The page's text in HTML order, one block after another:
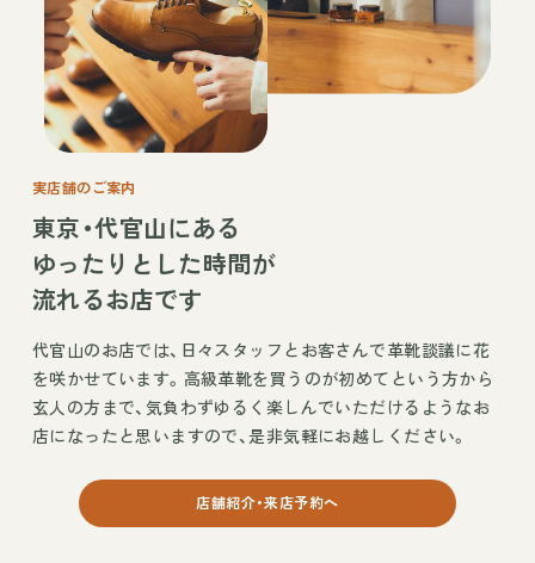
実店舗のご案内
東京・代官山にある
ゆったりとした時間が
流れるお店です
代官山のお店では、日々スタッフとお客さんで革靴談議に花
を咲かせています。高級革靴を買うのが初めてという方から
玄人の方まで、気負わずゆるく楽しんでいただけるようなお
店になったと思いますので、是非気軽にお越しください。
店舗紹介・来店予約へ